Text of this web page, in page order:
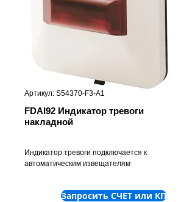
Артикул: S54370-F3-A1
FDAI92 Индикатор тревоги
накладной
Индикатор тревоги подключается к
автоматическим извещателям
Запросить СЧЕТ или КП